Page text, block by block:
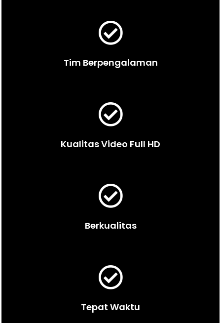
Tim Berpengalaman
Kualitas Video Full HD
Berkualitas
Tepat Waktu